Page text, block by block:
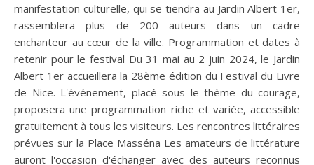
manifestation culturelle, qui se tiendra au Jardin Albert 1er,
rassemblera plus de 200 auteurs dans un cadre
enchanteur au cœur de la ville. Programmation et dates à
retenir pour le festival Du 31 mai au 2 juin 2024, le Jardin
Albert 1er accueillera la 28ème édition du Festival du Livre
de Nice. L'événement, placé sous le thème du courage,
proposera une programmation riche et variée, accessible
gratuitement à tous les visiteurs. Les rencontres littéraires
prévues sur la Place Masséna Les amateurs de littérature
auront l'occasion d'échanger avec des auteurs reconnus